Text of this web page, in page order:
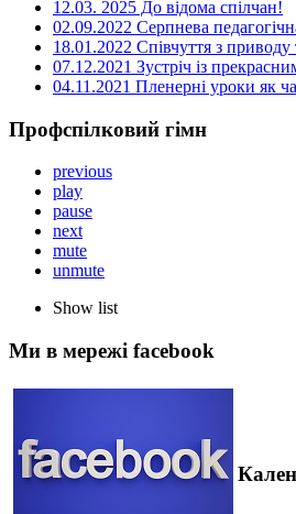
12.03. 2025 До відома спілчан!
02.09.2022 Серпнева
18.01.2022 Співчуття з приводу
07.12.2021 Зустріч із
04.11.2021 Пленерні уроки як
Профспілковий гімн
previous
play
pause
next
mute
unmute
Show list
Ми в мережі facebook